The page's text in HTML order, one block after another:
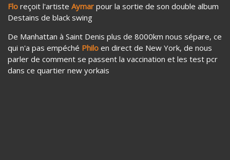
Flo reçoit l'artiste Aymar pour la sortie de son double album
Destains de black swing
De Manhattan à Saint Denis plus de 8000km nous sépare, ce
qui n'a pas empéché Philo en direct de New York, de nous
parler de comment se passent la vaccination et les test pcr
dans ce quartier new yorkais